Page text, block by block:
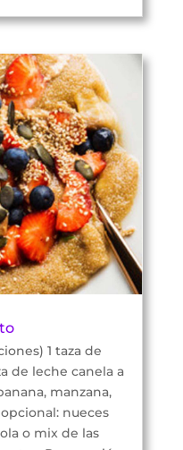
1 taza de
de leche canela a
manzana,
nueces
o mix de las